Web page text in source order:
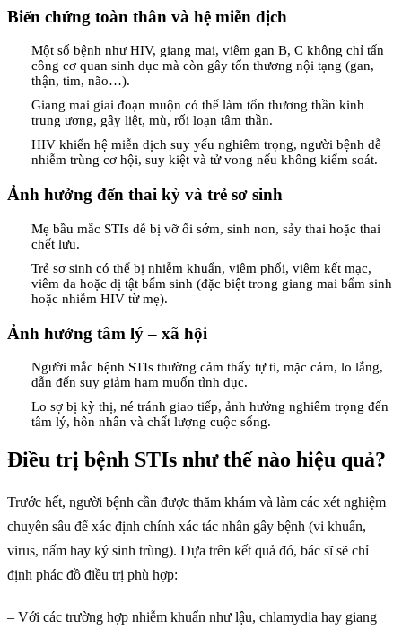
Biến chứng toàn thân và hệ miễn dịch
Một số bệnh như HIV, giang mai, viêm gan B, C không chỉ tấn
công cơ quan sinh dục mà còn gây tổn thương nội tạng (gan,
thận, tim, não…).
Giang mai giai đoạn muộn có thể làm tổn thương thần kinh
trung ương, gây liệt, mù, rối loạn tâm thần.
HIV khiến hệ miễn dịch suy yếu nghiêm trọng, người bệnh dễ
nhiễm trùng cơ hội, suy kiệt và tử vong nếu không kiểm soát.
Ảnh hưởng đến thai kỳ và trẻ sơ sinh
Mẹ bầu mắc STIs dễ bị vỡ ối sớm, sinh non, sảy thai hoặc thai
chết lưu.
Trẻ sơ sinh có thể bị nhiễm khuẩn, viêm phổi, viêm kết mạc,
viêm da hoặc dị tật bẩm sinh (đặc biệt trong giang mai bẩm sinh
hoặc nhiễm HIV từ mẹ).
Ảnh hưởng tâm lý – xã hội
Người mắc bệnh STIs thường cảm thấy tự ti, mặc cảm, lo lắng,
dẫn đến suy giảm ham muốn tình dục.
Lo sợ bị kỳ thị, né tránh giao tiếp, ảnh hưởng nghiêm trọng đến
tâm lý, hôn nhân và chất lượng cuộc sống.
Điều trị bệnh STIs như thế nào hiệu quả?
Trước hết, người bệnh cần được thăm khám và làm các xét nghiệm
chuyên sâu để xác định chính xác tác nhân gây bệnh (vi khuẩn,
virus, nấm hay ký sinh trùng). Dựa trên kết quả đó, bác sĩ sẽ chỉ
định phác đồ điều trị phù hợp:
– Với các trường hợp nhiễm khuẩn như lậu, chlamydia hay giang